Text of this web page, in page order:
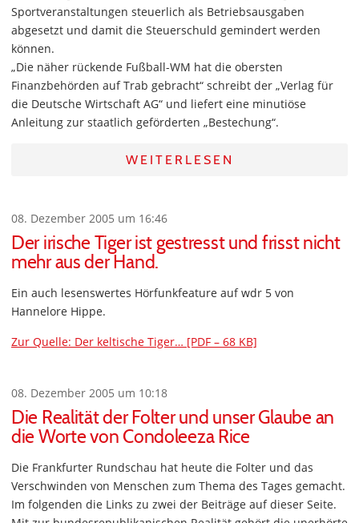
Sportveranstaltungen steuerlich als Betriebsausgaben
abgesetzt und damit die Steuerschuld gemindert werden
können.
„Die näher rückende Fußball-WM hat die obersten
Finanzbehörden auf Trab gebracht“ schreibt der „Verlag für
die Deutsche Wirtschaft AG“ und liefert eine minutiöse
Anleitung zur staatlich geförderten „Bestechung“.
WEITERLESEN
08. Dezember 2005 um 16:46
Der irische Tiger ist gestresst und frisst nicht
mehr aus der Hand.
Ein auch lesenswertes Hörfunkfeature auf wdr 5 von
Hannelore Hippe.
Zur Quelle: Der keltische Tiger… [PDF – 68 KB]
08. Dezember 2005 um 10:18
Die Realität der Folter und unser Glaube an
die Worte von Condoleeza Rice
Die Frankfurter Rundschau hat heute die Folter und das
Verschwinden von Menschen zum Thema des Tages gemacht.
Im folgenden die Links zu zwei der Beiträge auf dieser Seite.